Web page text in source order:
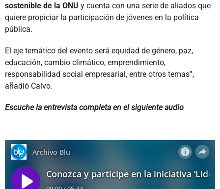
sostenible de la ONU y cuenta con una serie de aliados que
quiere propiciar la participación de jóvenes en la política
pública.
El eje temático del evento será equidad de género, paz,
educación, cambio climático, emprendimiento,
responsabilidad social empresarial, entre otros temas”,
añadió Calvo.
Escuche la entrevista completa en el siguiente audio